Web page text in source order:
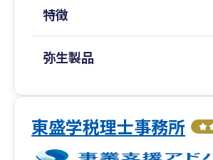
特徴
弥生製品
東盛学税理士事務所